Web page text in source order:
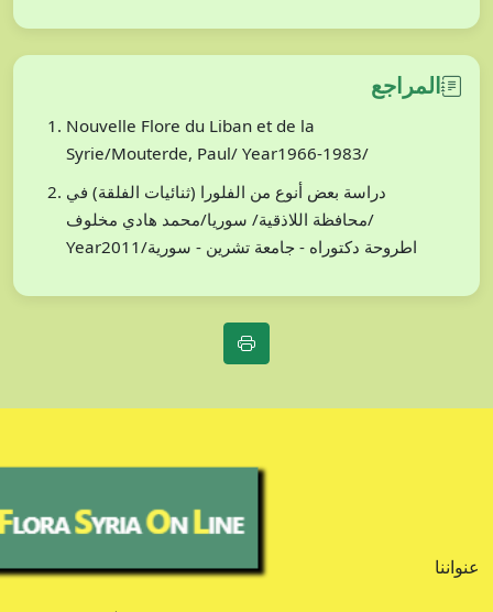
المراجع
Nouvelle Flore du Liban et de la
Syrie/Mouterde, Paul/ Year1966-1983/
دراسة بعض أنوع من الفلورا (ثنائيات الفلقة) في
محافظة اللاذقية/ سوريا/محمد هادي مخلوف/
Year2011/اطروحة دكتوراه - جامعة تشرين - سورية
عنواننا